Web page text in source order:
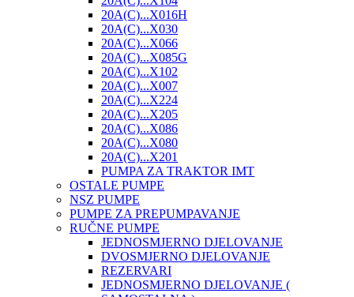
20A(C)...X016H
20A(C)...X030
20A(C)...X066
20A(C)...X085G
20A(C)...X102
20A(C)...X007
20A(C)...X224
20A(C)...X205
20A(C)...X086
20A(C)...X080
20A(C)...X201
PUMPA ZA TRAKTOR IMT
OSTALE PUMPE
NSZ PUMPE
PUMPE ZA PREPUMPAVANJE
RUČNE PUMPE
JEDNOSMJERNO DJELOVANJE
DVOSMJERNO DJELOVANJE
REZERVARI
JEDNOSMJERNO DJELOVANJE (